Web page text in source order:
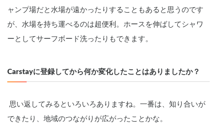
ャンプ場だと水場が遠かったりすることもあると思うのです
が、水場を持ち運べるのは超便利。ホースを伸ばしてシャワ
ーとしてサーフボード洗ったりもできます。
Carstayに登録してから何か変化したことはありましたか？
思い返してみるといろいろありますね。一番は、知り合いが
できたり、地域のつながりが広がったことかな。